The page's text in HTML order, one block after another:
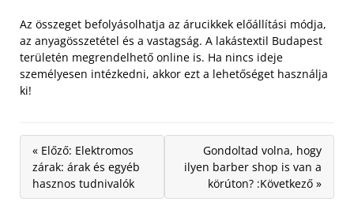
Az összeget befolyásolhatja az árucikkek előállítási módja,
az anyagösszetétel és a vastagság. A lakástextil Budapest
területén megrendelhető online is. Ha nincs ideje
személyesen intézkedni, akkor ezt a lehetőséget használja
ki!
« Előző: Elektromos
zárak: árak és egyéb
hasznos tudnivalók
Gondoltad volna, hogy
ilyen barber shop is van a
körúton? :Következő »